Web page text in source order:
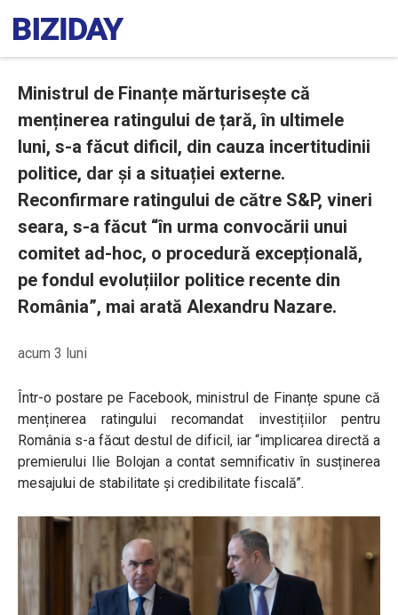
Ministrul de Finanțe mărturisește că
menținerea ratingului de țară, în ultimele
luni, s-a făcut dificil, din cauza incertitudinii
politice, dar și a situației externe.
Reconfirmare ratingului de către S&P, vineri
seara, s-a făcut “în urma convocării unui
comitet ad-hoc, o procedură excepțională,
pe fondul evoluțiilor politice recente din
România”, mai arată Alexandru Nazare.
acum 3 luni
Într-o postare pe Facebook, ministrul de Finanțe spune că
menținerea ratingului recomandat investițiilor pentru
România s-a făcut destul de dificil, iar “implicarea directă a
premierului Ilie Bolojan a contat semnificativ în susținerea
mesajului de stabilitate şi credibilitate fiscală”.